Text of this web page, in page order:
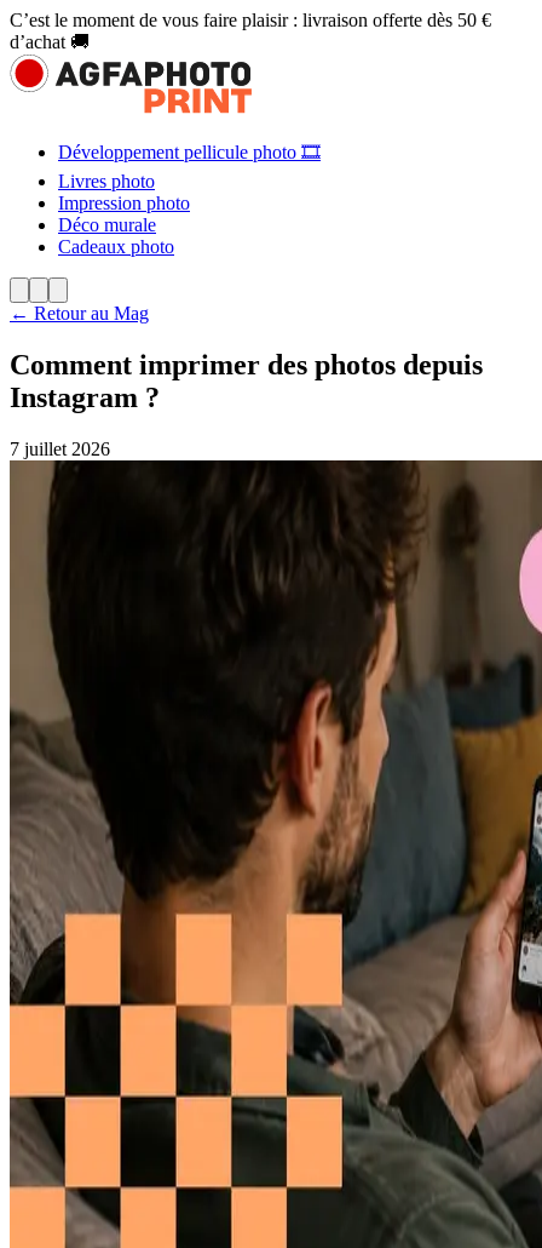
C’est le moment de vous faire plaisir : livraison offerte dès 50 €
d’achat 🚚
Développement pellicule photo 🎞️
Livres photo
Impression photo
Déco murale
Cadeaux photo
← Retour au Mag
Comment imprimer des photos depuis
Instagram ?
7 juillet 2026